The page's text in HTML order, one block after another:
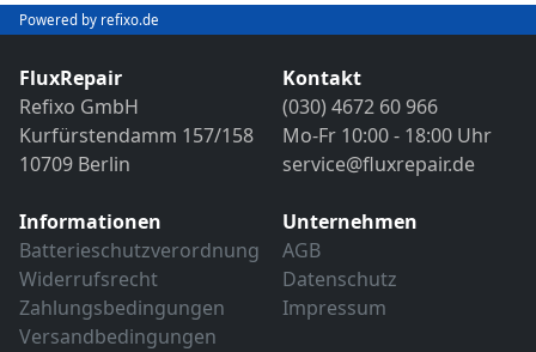
Sollten weitere Defekte festgestellt werden,
erfolgt eine Reparatur ausschließlich nach
vorheriger Rücksprache.
Bild- und Funktionstest
VDE-Sicherheitsprüfung
Sollten weitere Defekte festgestellt werden,
erfolgt eine Reparatur ausschließlich nach
vorheriger Rücksprache.
Powered by refixo.de
FluxRepair
Refixo GmbH
Kurfürstendamm 157/158
10709 Berlin
Kontakt
(030) 4672 60 966
Mo-Fr 10:00 - 18:00 Uhr
service@fluxrepair.de
Informationen
Batterieschutzverordnung
Widerrufsrecht
Zahlungsbedingungen
Versandbedingungen
Unternehmen
AGB
Datenschutz
Impressum